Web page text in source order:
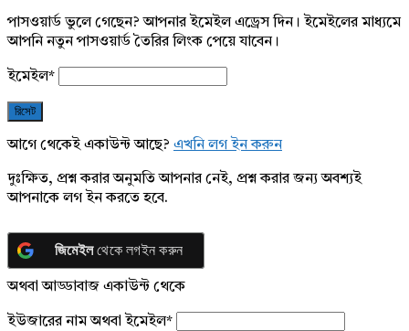
পাসওয়ার্ড ভুলে গেছেন? আপনার ইমেইল এড্রেস দিন। ইমেইলের মাধ্যমে
আপনি নতুন পাসওয়ার্ড তৈরির লিংক পেয়ে যাবেন।
ইমেইল*
আগে থেকেই একাউন্ট আছে? এখনি লগ ইন করুন
দুঃক্ষিত, প্রশ্ন করার অনুমতি আপনার নেই, প্রশ্ন করার জন্য অবশ্যই
আপনাকে লগ ইন করতে হবে.
জিমেইলথেকে লগইন করুন
অথবা আড্ডাবাজ একাউন্ট থেকে
ইউজারের নাম অথবা ইমেইল*